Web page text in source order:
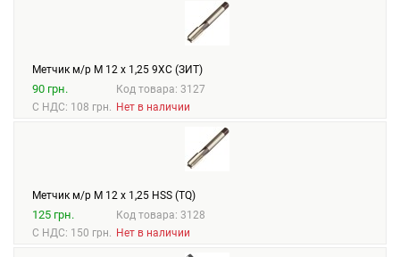
Метчик м/р М 12 х 1,25 9ХС (ЗИТ)
90 грн.
С НДС: 108 грн.
Код товара: 3127
Нет в наличии
Метчик м/р М 12 х 1,25 HSS (TQ)
125 грн.
С НДС: 150 грн.
Код товара: 3128
Нет в наличии